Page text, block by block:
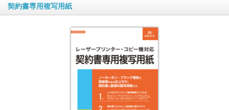
契約書専用複写用紙